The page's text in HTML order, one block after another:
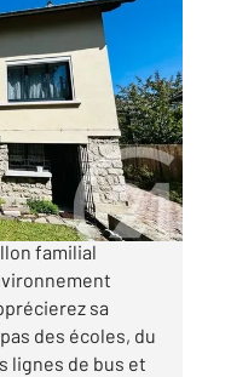
du Petit
familial
sa
des écoles, du
lignes de bus et